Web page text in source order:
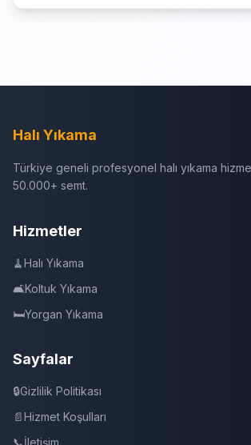
Halı Yıkama
Türkiye geneli profesyonel halı yıkama
50.000+ semt.
Hizmetler
🧹Halı Yıkama
🛋️Koltuk Yıkama
🛏️Yorgan Yıkama
Sayfalar
🔒Gizlilik Politikası
📄Hizmet Koşulları
📞İletişim